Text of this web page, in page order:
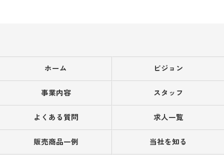
ホーム ビジョン
事業内容 スタッフ
よくある質問 求人一覧
販売商品一例 当社を知る